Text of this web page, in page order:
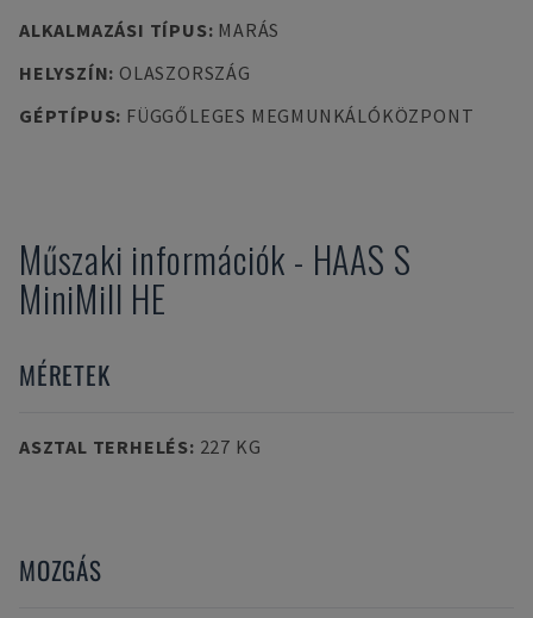
ALKALMAZÁSI TÍPUS: MARÁS
HELYSZÍN: OLASZORSZÁG
GÉPTÍPUS: FÜGGŐLEGES MEGMUNKÁLÓKÖZPONT
Műszaki információk - HAAS S
MiniMill HE
MÉRETEK
ASZTAL TERHELÉS: 227 KG
MOZGÁS